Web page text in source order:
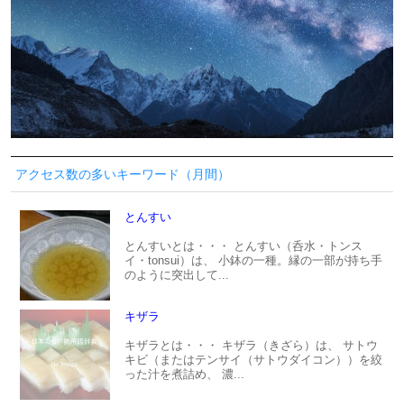
アクセス数の多いキーワード（月間）
とんすい
とんすいとは・・・ とんすい（呑水・トンス
イ・tonsui）は、 小鉢の一種。縁の一部が持ち手
のように突出して...
キザラ
キザラとは・・・ キザラ（きざら）は、 サトウ
キビ（またはテンサイ（サトウダイコン））を絞
った汁を煮詰め、 濃...